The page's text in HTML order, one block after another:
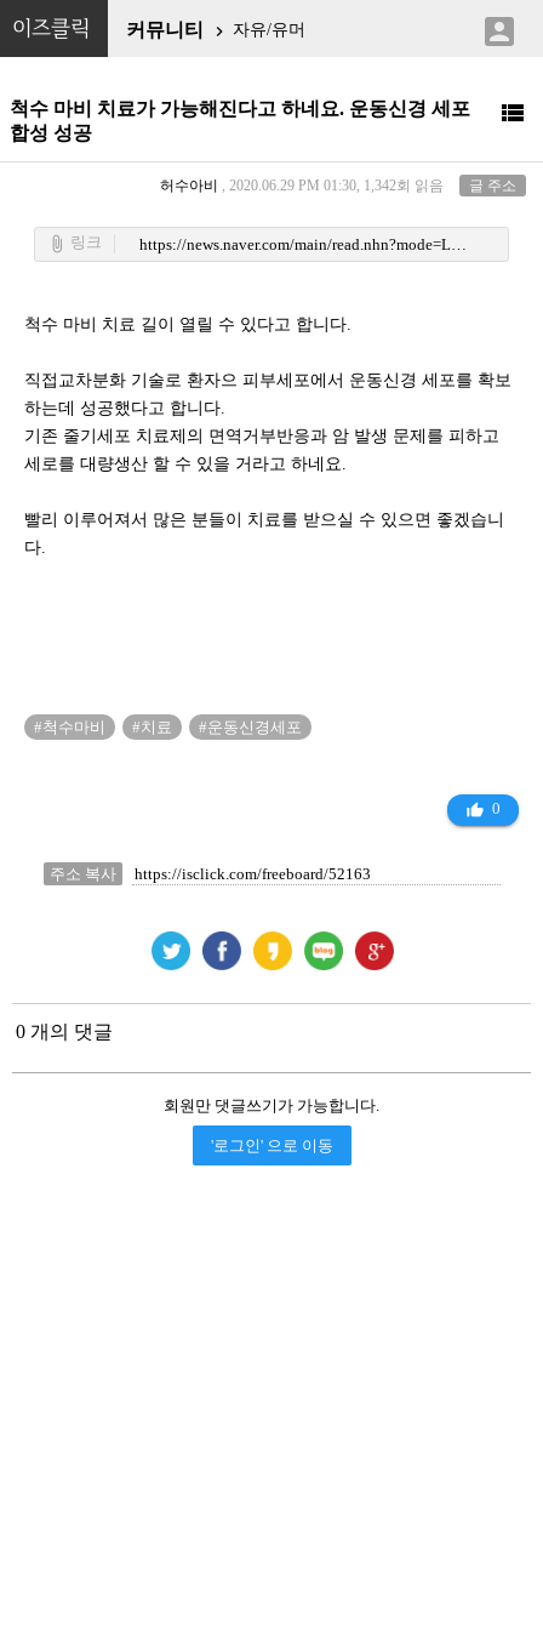
이즈클릭 커뮤니티  자유/유머 
척수 마비 치료가 가능해진다고 하네요. 운동신경 세포
합성 성공

허수아비 , 2020.06.29 PM 01:30, 1,342회 읽음 글 주소
attach_file 링크 https://news.naver.com/main/read.nhn?mode=LSD&mid=shm&sid1=105&oid=032&aid=0003017543
척수 마비 치료 길이 열릴 수 있다고 합니다.
직접교차분화 기술로 환자으 피부세포에서 운동신경 세포를 확보
하는데 성공했다고 합니다.
기존 줄기세포 치료제의 면역거부반응과 암 발생 문제를 피하고
세로를 대량생산 할 수 있을 거라고 하네요.
빨리 이루어져서 많은 분들이 치료를 받으실 수 있으면 좋겠습니
다.
#척수마비 #치료 #운동신경세포
thumb_up_alt 0
주소 복사
0 개의 댓글
회원만 댓글쓰기가 가능합니다.
'로그인' 으로 이동